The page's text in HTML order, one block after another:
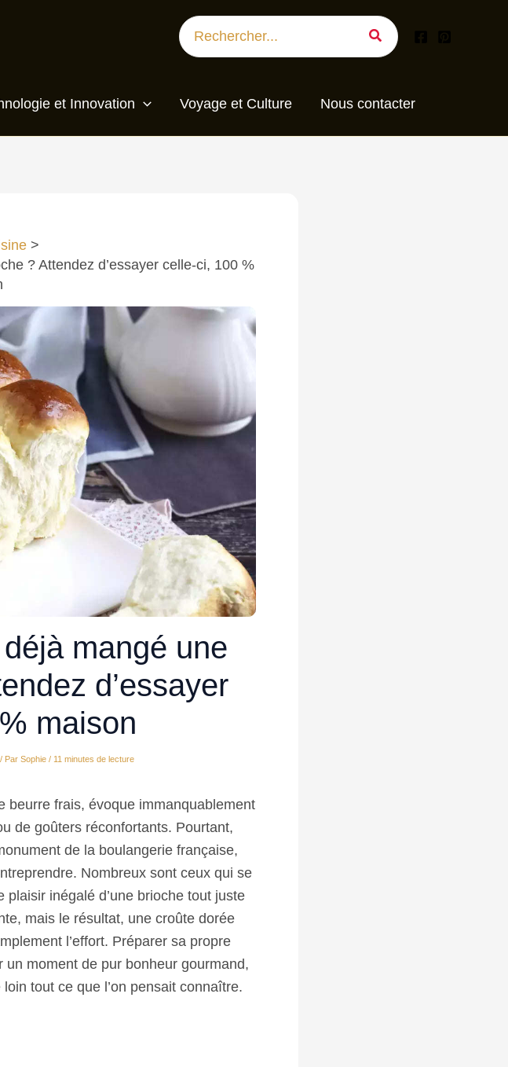
Search
for:
et Innovation Voyage et Culture Nous contacter
? Attendez d’essayer celle-ci, 100 %
mangé une
d’essayer
maison
/ Par Sophie / 11 minutes de lecture
beurre frais, évoque immanquablement
de goûters réconfortants. Pourtant,
de la boulangerie française,
Nombreux sont ceux qui se
inégalé d’une brioche tout juste
mais le résultat, une croûte dorée
l’effort. Préparer sa propre
un moment de pur bonheur gourmand,
tout ce que l’on pensait connaître.